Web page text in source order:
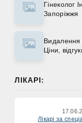
Гінеколог
Запоріжжя
Видалення
Ціни,
ЛІКАРІ:
Лікарі за